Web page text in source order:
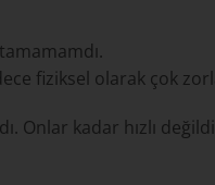
fiziksel olarak çok
Onlar kadar hızlı